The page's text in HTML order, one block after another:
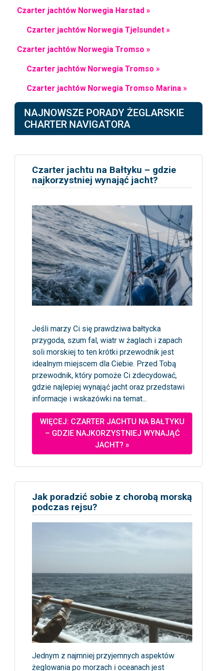
Czarter jachtów Norwegia Harstad »
Czarter jachtów Norwegia Tjelsundet »
Czarter jachtów Norwegia Tromso »
Czarter jachtów Norwegia Tromso »
Czarter jachtów Norwegia Tromso Marina »
NAJNOWSZE PORADY ŻEGLARSKIE
CHARTER NAVIGATORA
Czarter jachtu na Bałtyku – gdzie
najkorzystniej wynająć jacht?
Jeśli marzy Ci się prawdziwa bałtycka
przygoda, szum fal, wiatr w żaglach i zapach
soli morskiej to ten krótki przewodnik jest
idealnym miejscem dla Ciebie. Przed Tobą
przewodnik, który pomoże Ci zdecydować,
gdzie najlepiej wynająć jacht oraz przedstawi
informacje i wskazówki na temat...
WIĘCEJ: CZARTER JACHTU NA BAŁTYKU
– GDZIE NAJKORZYSTNIEJ WYNAJĄĆ
JACHT? »
Jak poradzić sobie z chorobą morską
podczas rejsu?
Jednym z najmniej przyjemnych aspektów
żeglowania po morzach i oceanach jest